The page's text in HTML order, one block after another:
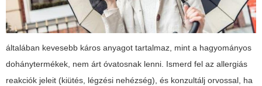
általában kevesebb káros anyagot tartalmaz, mint a hagyományos
dohánytermékek, nem árt óvatosnak lenni. Ismerd fel az allergiás
reakciók jeleit (kiütés, légzési nehézség), és konzultálj orvossal, ha